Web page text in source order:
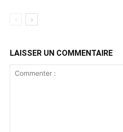
LAISSER UN COMMENTAIRE